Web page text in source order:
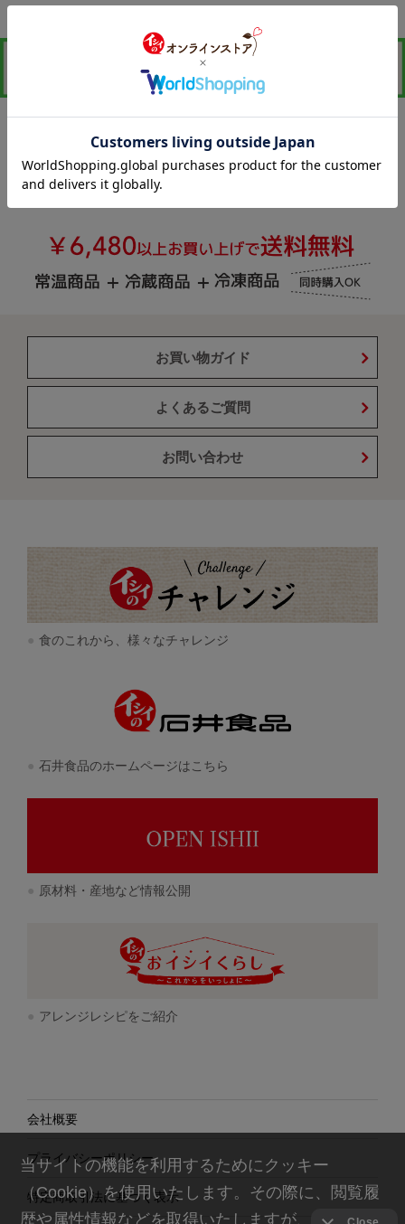
お買い物ガイド
よくあるご質問
お問い合わせ
食のこれから、様々なチャレンジ
石井食品のホームページはこちら
原材料・産地など情報公開
アレンジレシピをご紹介
会社概要
プライバシーポリシー
特定商取引法に基づく表示
当サイトの機能を利用するためにクッキー
（Cookie）を使用いたします。その際に、閲覧履
歴や属性情報などを取得いたしますが、お客様の